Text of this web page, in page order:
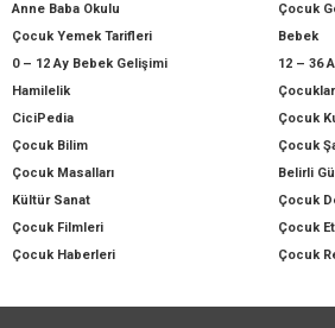
Anne Baba Okulu
Çocuk
Çocuk Yemek Tarifleri
Bebek
0 – 12 Ay Bebek Gelişimi
12 – 36
Hamilelik
CiciPedia
Çocuk
Çocuk Bilim
Çocuk
Çocuk Masalları
Belirli
Kültür Sanat
Çocuk
Çocuk Filmleri
Çocuk
Çocuk Haberleri
Çocuk